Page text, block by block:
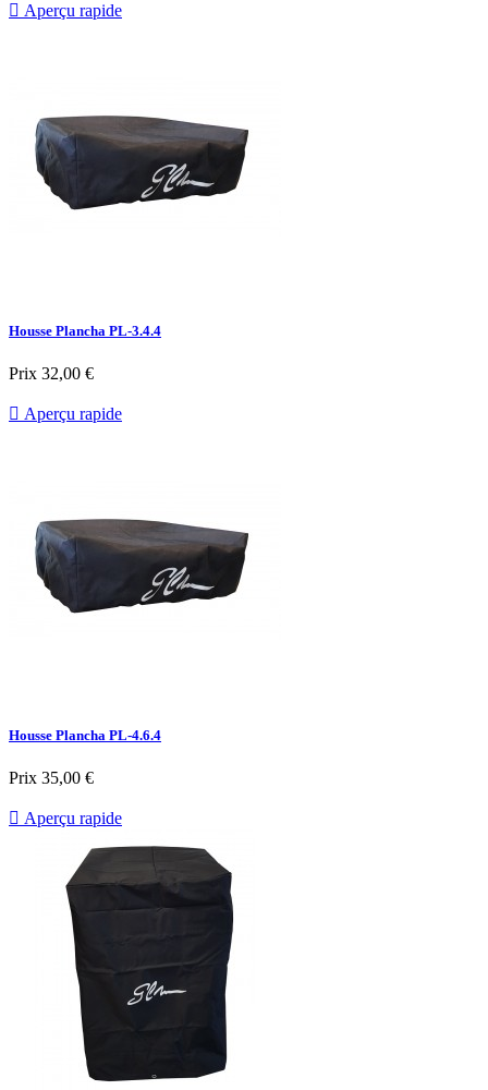
 Aperçu rapide
Housse Plancha PL-3.4.4
Prix 32,00 €
 Aperçu rapide
Housse Plancha PL-4.6.4
Prix 35,00 €
 Aperçu rapide